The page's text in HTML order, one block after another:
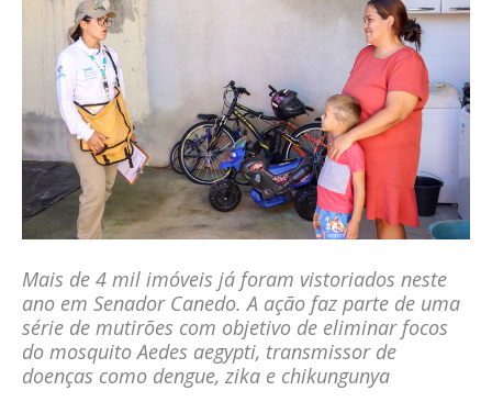
Mais de 4 mil imóveis já foram vistoriados neste
ano em Senador Canedo. A ação faz parte de uma
série de mutirões com objetivo de eliminar focos
do mosquito Aedes aegypti, transmissor de
doenças como dengue, zika e chikungunya